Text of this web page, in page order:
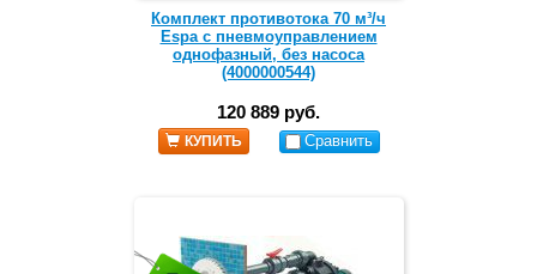
Комплект противотока 70 м³/ч
Espa с пневмоуправлением
однофазный, без насоса
(4000000544)
120 889 руб.
КУПИТЬ Сравнить